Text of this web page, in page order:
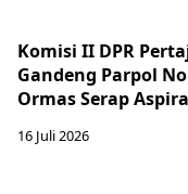
Komisi II DPR
Gandeng Parpol
Ormas Serap
16 Juli 2026